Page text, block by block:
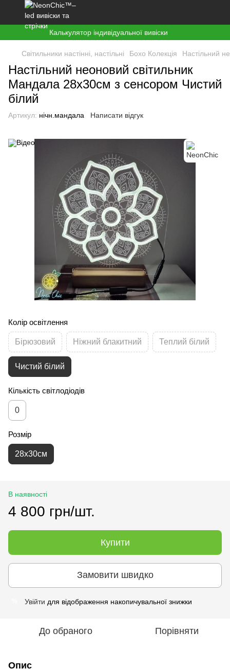
Калькулятор індивідуальної вивіски
Світильники настінні, настільні Бохо Колекція Настільний
Настільний неоновий світильник
Мандала 28х30см з сенсором Чистий
білий
Артикул: нічн.мандала Написати відгук
Колір освітлення
Бірюзовий Ніжний блакитний Теплий білий
Чистий білий
Кількість світлодіодів
0
Розмір
28х30см
В наявності
4 800 грн/шт.
Купити
Замовити швидко
Увійти для відображення накопичувальної знижки
До обраного Порівняти
Опис